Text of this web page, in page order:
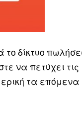
το δίκτυο
να πετύχει τις
τα επόμενα